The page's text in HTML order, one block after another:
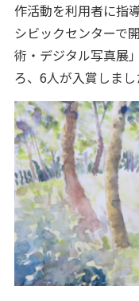
作活動を利用者に指
シビックセンターで
術・デジタル写真展
ろ、6人が入賞しまし